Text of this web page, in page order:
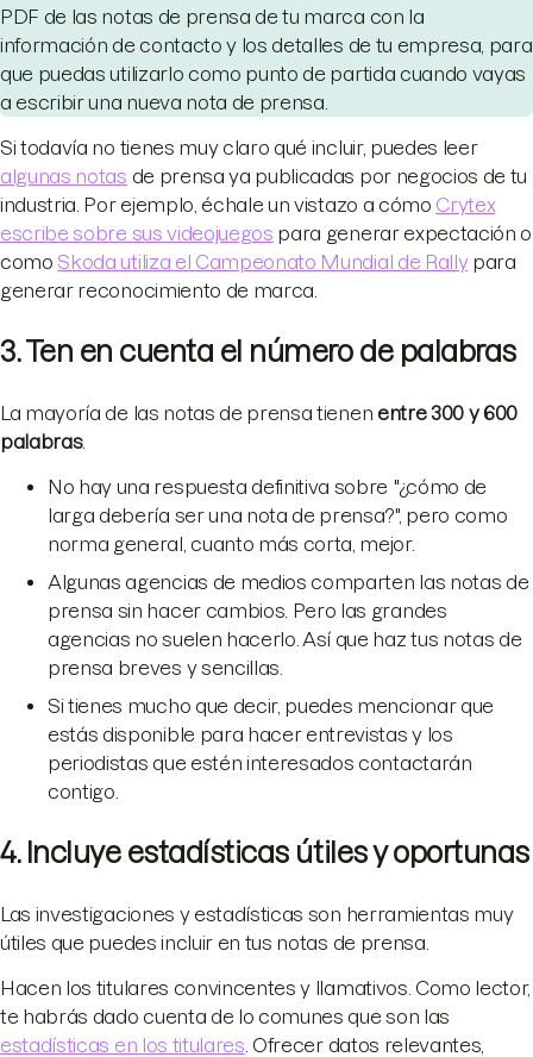
PDF de las notas de prensa de tu marca con la
información de contacto y los detalles de tu empresa, para
que puedas utilizarlo como punto de partida cuando vayas
a escribir una nueva nota de prensa.
Si todavía no tienes muy claro qué incluir, puedes leer
algunas notas de prensa ya publicadas por negocios de tu
industria. Por ejemplo, échale un vistazo a cómo Crytex
escribe sobre sus videojuegos para generar expectación o
como Skoda utiliza el Campeonato Mundial de Rallypara
generar reconocimiento de marca.
3. Ten en cuenta el número de palabras
La mayoría de las notas de prensa tienen entre 300 y 600
palabras.
No hay una respuesta definitiva sobre "¿cómo de
larga debería ser una nota de prensa?", pero como
norma general, cuanto más corta, mejor.
Algunas agencias de medios comparten las notas de
prensa sin hacer cambios. Pero las grandes
agencias no suelen hacerlo. Así que haz tus notas de
prensa breves y sencillas.
Si tienes mucho que decir, puedes mencionar que
estás disponible para hacer entrevistas y los
periodistas que estén interesados contactarán
contigo.
4. Incluye estadísticas útiles y oportunas
Las investigaciones y estadísticas son herramientas muy
útiles que puedes incluir en tus notas de prensa.
Hacen los titulares convincentes y llamativos. Como lector,
te habrás dado cuenta de lo comunes que son las
estadísticas en los titulares . Ofrecer datos relevantes,